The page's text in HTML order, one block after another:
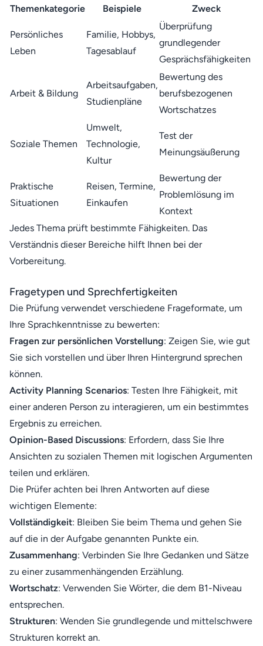
Themenkategorie
Beispiele Zweck
Persönliches
Leben
Familie, Hobbys,
Tagesablauf
Überprüfung
grundlegender
Gesprächsfähigkeiten
Arbeit & Bildung
Arbeitsaufgaben,
Studienpläne
Bewertung des
berufsbezogenen
Wortschatzes
Soziale Themen
Umwelt,
Technologie,
Kultur
Test der
Meinungsäußerung
Praktische
Situationen
Reisen, Termine,
Einkaufen
Bewertung der
Problemlösung im
Kontext
Jedes Thema prüft bestimmte Fähigkeiten. Das
Verständnis dieser Bereiche hilft Ihnen bei der
Vorbereitung.
Fragetypen und Sprechfertigkeiten
Die Prüfung verwendet verschiedene Frageformate, um
Ihre Sprachkenntnisse zu bewerten:
Fragen zur persönlichen Vorstellung: Zeigen Sie, wie gut
Sie sich vorstellen und über Ihren Hintergrund sprechen
können.
Activity Planning Scenarios: Testen Ihre Fähigkeit, mit
einer anderen Person zu interagieren, um ein bestimmtes
Ergebnis zu erreichen.
Opinion-Based Discussions: Erfordern, dass Sie Ihre
Ansichten zu sozialen Themen mit logischen Argumenten
teilen und erklären.
Die Prüfer achten bei Ihren Antworten auf diese
wichtigen Elemente:
Vollständigkeit: Bleiben Sie beim Thema und gehen Sie
auf die in der Aufgabe genannten Punkte ein.
Zusammenhang: Verbinden Sie Ihre Gedanken und Sätze
zu einer zusammenhängenden Erzählung.
Wortschatz: Verwenden Sie Wörter, die dem B1-Niveau
entsprechen.
Strukturen: Wenden Sie grundlegende und mittelschwere
Strukturen korrekt an.